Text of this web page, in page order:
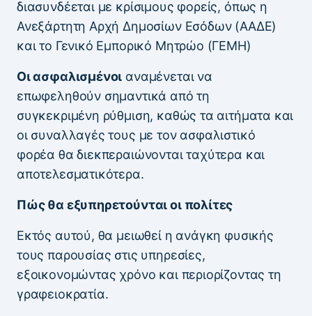
διασυνδέεται με κρίσιμους φορείς, όπως η
Ανεξάρτητη Αρχή Δημοσίων Εσόδων (ΑΑΔΕ)
και το Γενικό Εμπορικό Μητρώο (ΓΕΜΗ)
Οι ασφαλισμένοι αναμένεται να
επωφεληθούν σημαντικά από τη
συγκεκριμένη ρύθμιση, καθώς τα αιτήματα και
οι συναλλαγές τους με τον ασφαλιστικό
φορέα θα διεκπεραιώνονται ταχύτερα και
αποτελεσματικότερα.
Πώς θα εξυπηρετούνται οι πολίτες
Εκτός αυτού, θα μειωθεί η ανάγκη φυσικής
τους παρουσίας στις υπηρεσίες,
εξοικονομώντας χρόνο και περιορίζοντας τη
γραφειοκρατία.